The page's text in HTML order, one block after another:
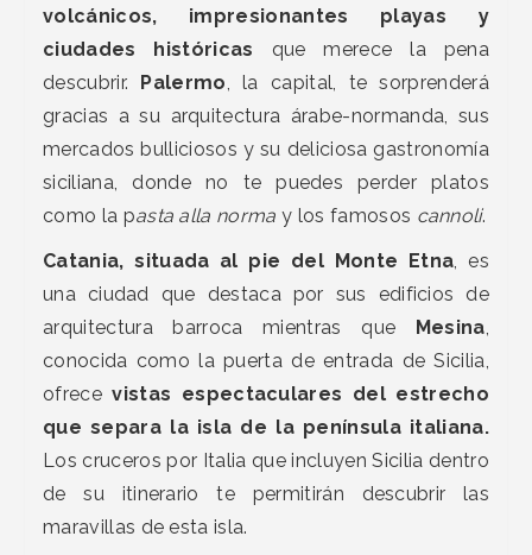
volcánicos, impresionantes playas y
ciudades históricas que merece la pena
descubrir. Palermo, la capital, te sorprenderá
gracias a su arquitectura árabe-normanda, sus
mercados bulliciosos y su deliciosa gastronomía
siciliana, donde no te puedes perder platos
como la pasta alla norma y los famosos cannoli.
Catania, situada al pie del Monte Etna, es
una ciudad que destaca por sus edificios de
arquitectura barroca mientras que Mesina,
conocida como la puerta de entrada de Sicilia,
ofrecevistas espectaculares del estrecho
que separa la isla de la península italiana.
Los cruceros por Italia que incluyen Sicilia dentro
de su itinerario te permitirán descubrir las
maravillas de esta isla.